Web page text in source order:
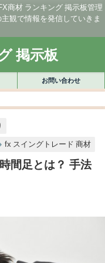
商材 ランキング 掲示板管理
観で情報を発信していきま
掲示板
お問い合わせ
fx スイングトレード 商材
間足とは？ 手法